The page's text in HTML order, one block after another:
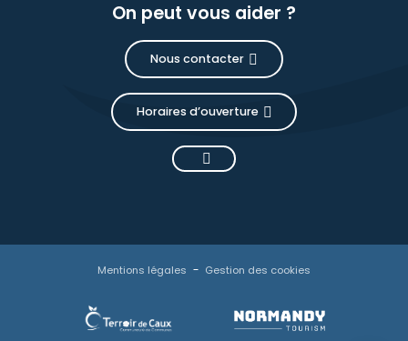
On peut vous aider ?
Nous contacter
Horaires d’ouverture
Mentions légales Gestion des cookies